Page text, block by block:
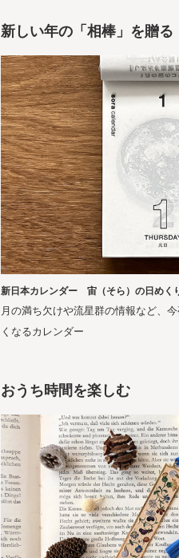
新しい年の「相棒」を贈る
新日本カレンダー 宙（そら）の日め
月の満ち欠けや流星群の情報など、
くなるカレンダー
おうち時間を楽しむ